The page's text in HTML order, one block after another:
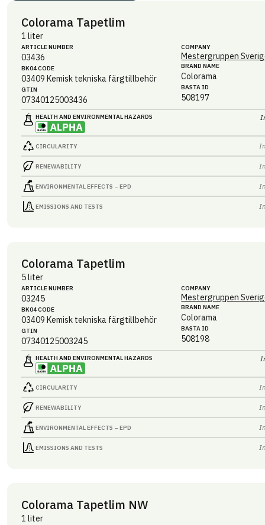
Colorama Tapetlim
1 liter
ARTICLE NUMBER
03436
BK04 CODE
03409 Kemisk tekniska färgtillbehör
GTIN
07340125003436
COMPANY
Mestergruppen
BRAND NAME
Colorama
BASTA ID
508197
HEALTH AND ENVIRONMENTAL HAZARDS
CIRCULARITY
RENEWABILITY
ENVIRONMENTAL EFFECTS – EPD
EMISSIONS AND TESTS
Colorama Tapetlim
5 liter
ARTICLE NUMBER
03245
BK04 CODE
03409 Kemisk tekniska färgtillbehör
GTIN
07340125003245
COMPANY
Mestergruppen
BRAND NAME
Colorama
BASTA ID
508198
HEALTH AND ENVIRONMENTAL HAZARDS
CIRCULARITY
RENEWABILITY
ENVIRONMENTAL EFFECTS – EPD
EMISSIONS AND TESTS
Colorama Tapetlim NW
1 liter